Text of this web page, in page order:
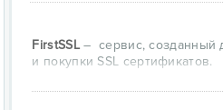
FirstSSL– сервис, созданный
и покупки SSL сертификатов.